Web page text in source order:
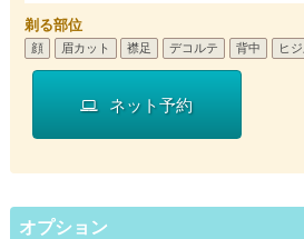
剃る部位
顔 眉カット 襟足 デコルテ 背中 ヒ
ネット予約
オプション